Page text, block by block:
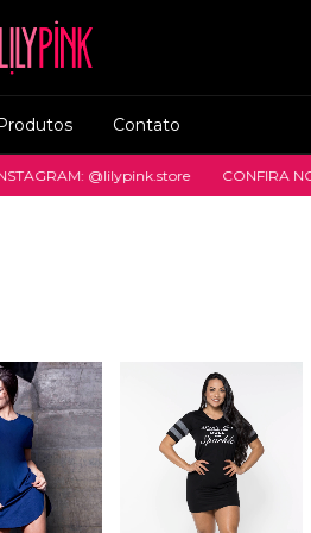
Contato
@lilypink.store CONFIRA